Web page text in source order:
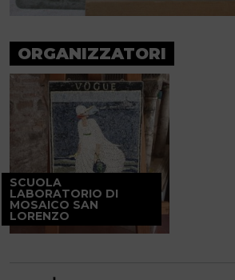
ORGANIZZATORI
SCUOLA
LABORATORIO DI
MOSAICO SAN
LORENZO